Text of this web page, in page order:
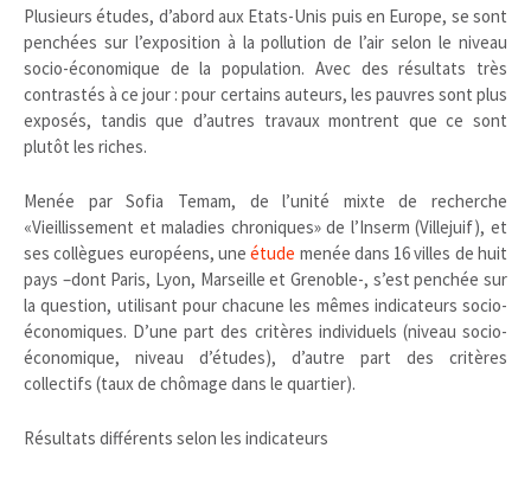
Plusieurs études, d’abord aux Etats-Unis puis en Europe, se sont
penchées sur l’exposition à la pollution de l’air selon le niveau
socio-économique de la population. Avec des résultats très
contrastés à ce jour : pour certains auteurs, les pauvres sont plus
exposés, tandis que d’autres travaux montrent que ce sont
plutôt les riches.
Menée par Sofia Temam, de l’unité mixte de recherche
«Vieillissement et maladies chroniques» de l’Inserm (Villejuif), et
ses collègues européens, uneétude menée dans 16 villes de huit
pays –dont Paris, Lyon, Marseille et Grenoble-, s’est penchée sur
la question, utilisant pour chacune les mêmes indicateurs socio-
économiques. D’une part des critères individuels (niveau socio-
économique, niveau d’études), d’autre part des critères
collectifs (taux de chômage dans le quartier).
Résultats différents selon les indicateurs